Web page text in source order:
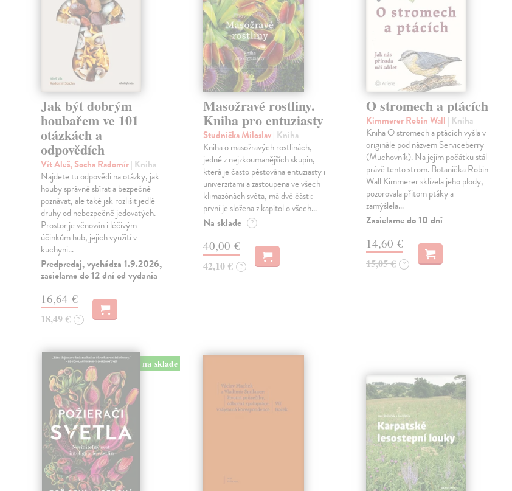
Jak být dobrým
houbařem ve 101
otázkách a
odpovědích
Vít Aleš, Socha Radomír| Kniha
Najdete tu odpovědi na otázky, jak
houby správně sbírat a bezpečně
poznávat, ale také jak rozlišit jedlé
druhy od nebezpečně jedovatých.
Prostor je věnován i léčivým
účinkům hub, jejich využití v
kuchyni…
Predpredaj, vychádza 1.9.2026,
zasielame do 12 dní od vydania
16,64 €
18,49 € ?
Masožravé rostliny.
Kniha pro entuziasty
Studnička Miloslav| Kniha
Kniha o masožravých rostlinách,
jedné z nejzkoumanějších skupin,
která je často pěstována entuziasty i
univerzitami a zastoupena ve všech
klimazónách světa, má dvě části:
první je složena z kapitol o všech…
Na sklade ?
40,00 €
42,10 € ?
O stromech a ptácích
Kimmerer Robin Wall | Kniha
Kniha O stromech a ptácích vyšla v
originále pod názvem Serviceberry
(Muchovník). Na jejím počátku stál
právě tento strom. Botanička Robin
Wall Kimmerer sklízela jeho plody,
pozorovala přitom ptáky a
zamýšlela…
Zasielame do 10 dní
14,60 €
15,05 € ?
na sklade